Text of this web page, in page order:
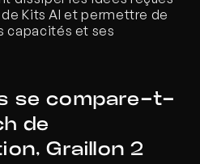
Kits AI et permettre de
capacités et ses
se compare-t-
de
Graillon 2